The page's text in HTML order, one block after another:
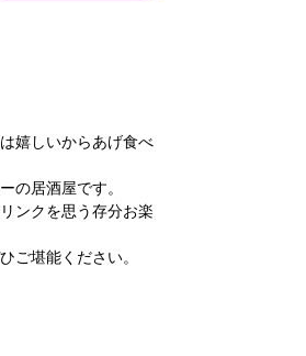
嬉しいからあげ食べ
の居酒屋です。
ンクを思う存分お楽
ご堪能ください。